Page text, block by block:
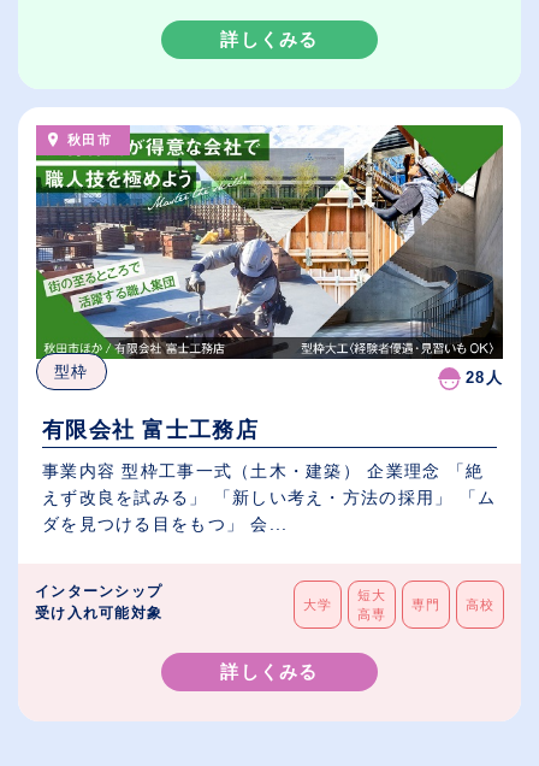
詳しくみる
秋田市
型枠 28人
有限会社 富士工務店
事業内容 型枠工事一式（土木・建築） 企業理念 「絶
えず改良を試みる」 「新しい考え・方法の採用」 「ム
ダを見つける目をもつ」 会...
インターンシップ
受け入れ可能対象
大学
短大
高専
専門 高校
詳しくみる